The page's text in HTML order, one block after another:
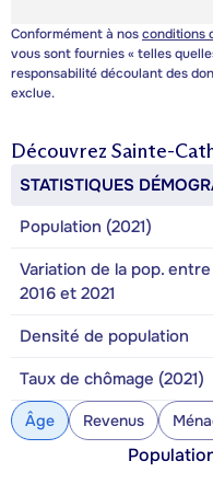
Conformément à nosconditions
vous sont fournies « telles
responsabilité découlant des
exclue.
Découvrez Sainte-
STATISTIQUES
Population (2021)
Variation de la pop. entre
2016 et 2021
Densité de population
Taux de chômage (2021)
Âge Revenus